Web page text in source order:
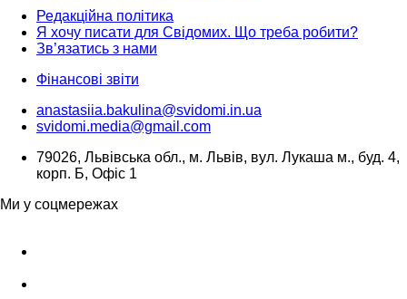
Редакційна політика
Я хочу писати для Свідомих. Що треба робити?
Зв’язатись з нами
Фінансові звіти
anastasiia.bakulina@svidomi.in.ua
svidomi.media@gmail.com
79026, Львівська обл., м. Львів, вул. Лукаша м., буд. 4,
корп. Б, Офіс 1
Ми у соцмережах